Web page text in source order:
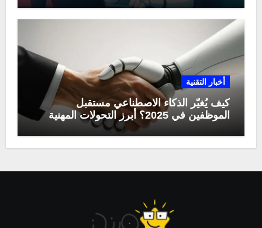
أخبار التقنية
كيف يُغيّر الذكاء الاصطناعي مستقبل
الموظفين في 2025؟ أبرز التحولات المهنية